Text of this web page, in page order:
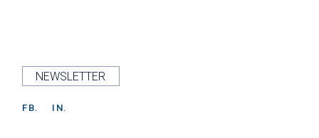
NEWSLETTER
FB. IN.